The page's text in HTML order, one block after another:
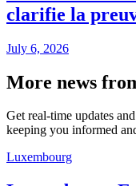
clarifie la
July 6, 2026
More news
Get real-time updates
keeping you informed
Luxembourg